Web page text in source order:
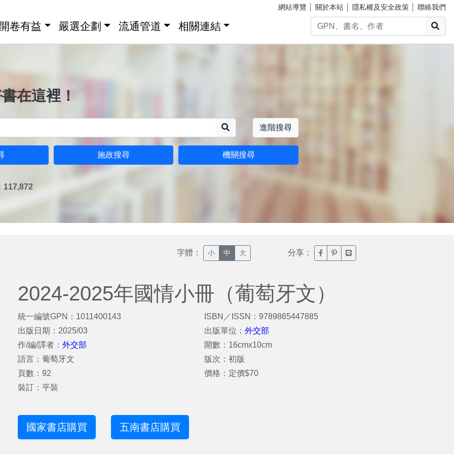
網站導覽 關於本站 隱私權及安全政策 聯絡我們
卷有益 嚴選企劃 流通管道 相關連結
在這裡！
進階搜尋
施政搜尋 機關搜尋
117,872
字體： 小 中 大 分享： 臉書分享(另開新視窗)
噗浪分享(另開新視窗)
Line分享(另開新視窗)
2024-2025年國情小冊（葡萄牙文）
統一編號GPN：1011400143
出版日期：2025/03
作/編/譯者： 外交部
語言：葡萄牙文
頁數：92
裝訂：平裝
ISBN／ISSN：9789865447885
出版單位：外交部
開數：16cmx10cm
版次：初版
價格：定價$70
國家書店購買 五南書店購買